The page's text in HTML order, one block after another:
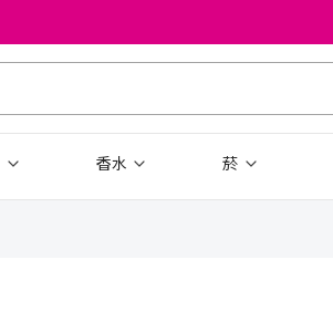
香水 菸